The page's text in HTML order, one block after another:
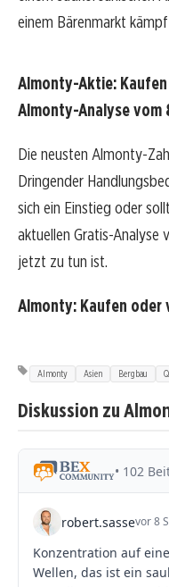
einem Bärenmarkt
Almonty-Aktie:
Almonty-Analyse
Die neusten Almonty-
Dringender
sich ein Einstieg oder
aktuellen Gratis-Analyse
jetzt zu tun ist.
Almonty: Kaufen oder
Almonty Asien Bergbau
Diskussion zu